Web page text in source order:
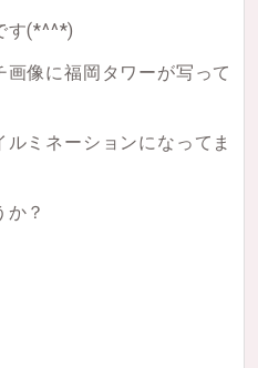
す(*^^*)
像に福岡タワーが写って
ミネーションになってま
？